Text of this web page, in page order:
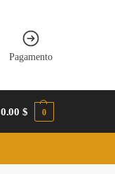
Pagamento
0.00$ 0